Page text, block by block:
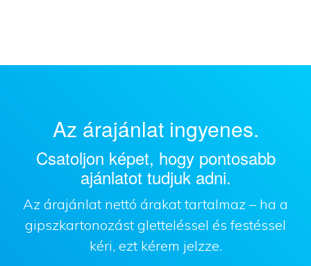
Az árajánlat ingyenes.
Csatoljon képet, hogy pontosabb
ajánlatot tudjuk adni.
Az árajánlat nettó árakat tartalmaz – ha a
gipszkartonozást gletteléssel és festéssel
kéri, ezt kérem jelzze.